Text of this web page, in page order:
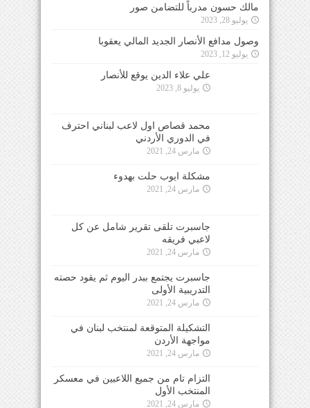
مالك حسون مدرباً للتضامن صور
يوليو 28, 2023
وصول مدافع الأنصار الجديد المالي يعقوبا
يوليو 12, 2023
علي علاء الدين يوقع للأنصار
يوليو 8, 2023
محمد قصاص اول لاعب لبناني احترف
في الدوري الأردني
مارس 24, 2021
مشكلة ايوب حلت بهدوء
مارس 24, 2021
جاسبرت تلقى تقرير شامل عن كل
لاعبي فريقه
مارس 24, 2021
جاسبرت يجتمع ببدر اليوم ثم يقود حصته
التدريبية الأولى
مارس 24, 2021
التشكيلة المتوقعة لمنتخب لبنان في
مواجهة الأردن
مارس 24, 2021
التزام تام من جميع اللاعبين في معسكر
المنتخب الأول
مارس 24, 2021